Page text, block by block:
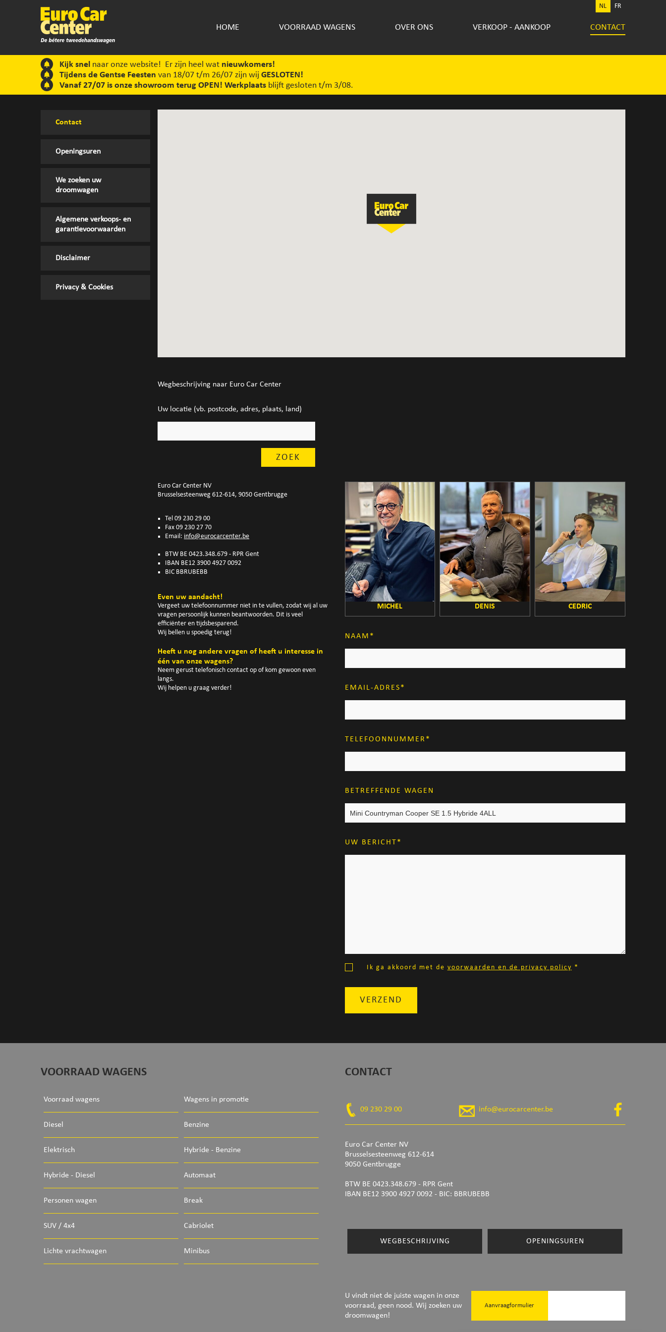
NL FR
HOME VOORRAAD WAGENS OVER ONS VERKOOP - AANKOOP CONTACT
Kijk snel naar onze website! Er zijn heel watnieuwkomers!
Tijdens de Gentse Feesten van 18/07 t/m 26/07 zijn wij GESLOTEN!
Vanaf 27/07 is onze showroom terug OPEN! Werkplaatsblijft gesloten t/m 3/08.
Contact
Openingsuren
We zoeken uw
droomwagen
Algemene verkoops- en
garantievoorwaarden
Disclaimer
Privacy & Cookies
Wegbeschrijving naar Euro Car Center
Uw locatie (vb. postcode, adres, plaats, land)
Euro Car Center NV
Brusselsesteenweg 612-614, 9050 Gentbrugge
Tel 09 230 29 00
Fax 09 230 27 70
Email: info@eurocarcenter.be
BTW BE 0423.348.679 - RPR Gent
IBAN BE12 3900 4927 0092
BIC BBRUBEBB
Even uw aandacht!
Vergeet uw telefoonnummer niet in te vullen, zodat wij al uw
vragen persoonlijk kunnen beantwoorden. Dit is veel
efficiënter en tijdsbesparend.
Wij bellen u spoedig terug!
Heeft u nog andere vragen of heeft u interesse in
één van onze wagens?
Neem gerust telefonisch contact op of kom gewoon even
langs.
Wij helpen u graag verder!
MICHEL DENIS CEDRIC
NAAM
EMAIL-ADRES
TELEFOONNUMMER
BETREFFENDE WAGEN
UW BERICHT
Ik ga akkoord met de voorwaarden en de privacy policy *
VERZEND
VOORRAAD WAGENS
Voorraad wagens Wagens in promotie
Diesel Benzine
Elektrisch Hybride - Benzine
Hybride - Diesel Automaat
Personen wagen Break
SUV / 4x4 Cabriolet
Lichte vrachtwagen Minibus
CONTACT
09 230 29 00 info@eurocarcenter.be
Euro Car Center NV
Brusselsesteenweg 612-614
9050 Gentbrugge
BTW BE 0423.348.679 - RPR Gent
IBAN BE12 3900 4927 0092 - BIC: BBRUBEBB
WEGBESCHRIJVING OPENINGSUREN
U vindt niet de juiste wagen in onze
voorraad, geen nood. Wij zoeken uw
droomwagen!
Aanvraagformulier